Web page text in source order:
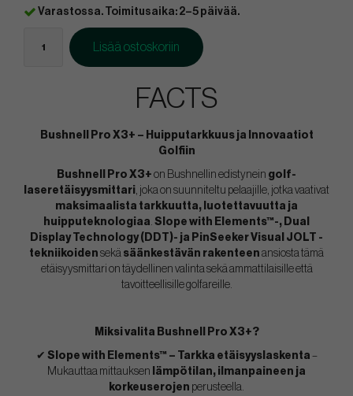
Varastossa. Toimitusaika: 2–5 päivää.
Lisää ostoskoriin
FACTS
Bushnell Pro X3+ – Huipputarkkuus ja Innovaatiot
Golfiin
Bushnell Pro X3+ on Bushnellin edistynein golf-
laseretäisyysmittari, joka on suunniteltu pelaajille, jotka vaativat
maksimaalista tarkkuutta, luotettavuutta ja
huipputeknologiaa. Slope with Elements™-, Dual
Display Technology (DDT)- ja PinSeeker Visual JOLT -
tekniikoiden sekä säänkestävän rakenteen ansiosta tämä
etäisyysmittari on täydellinen valinta sekä ammattilaisille että
tavoitteellisille golfareille.
Miksi valita Bushnell Pro X3+?
✔ Slope with Elements™ – Tarkka etäisyyslaskenta –
Mukauttaa mittauksen lämpötilan, ilmanpaineen ja
korkeuserojen perusteella.